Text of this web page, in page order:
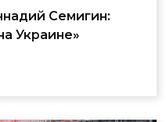
Семигин:
Украине»